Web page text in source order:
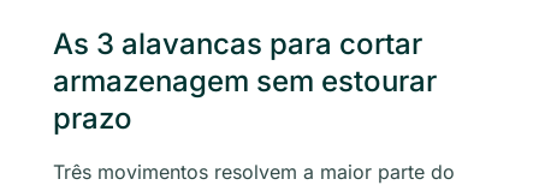
As 3 alavancas para cortar
armazenagem sem estourar
prazo
Três movimentos resolvem a maior parte do